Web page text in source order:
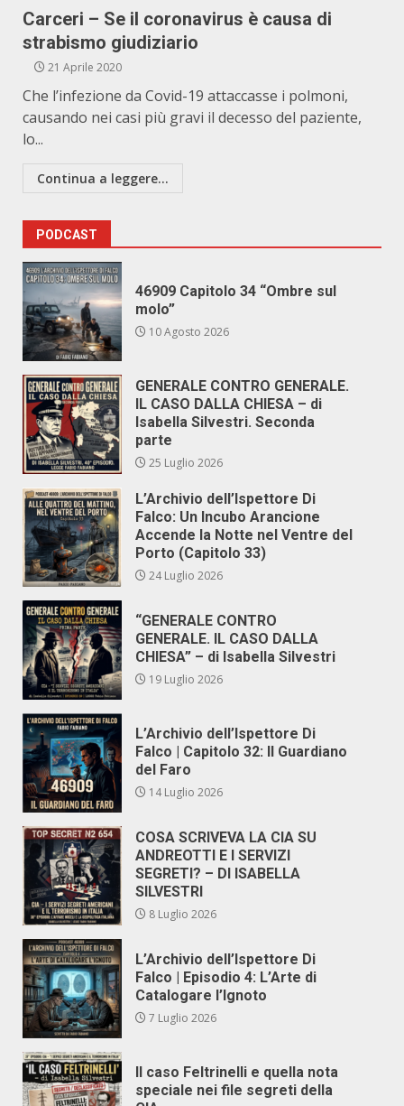
Carceri – Se il coronavirus è causa di
strabismo giudiziario
21 Aprile 2020
Che l’infezione da Covid-19 attaccasse i polmoni,
causando nei casi più gravi il decesso del paziente,
lo...
Continua a leggere...
PODCAST
46909 Capitolo 34 “Ombre sul
molo”
10 Agosto 2026
GENERALE CONTRO GENERALE.
IL CASO DALLA CHIESA – di
Isabella Silvestri. Seconda
parte
25 Luglio 2026
L’Archivio dell’Ispettore Di
Falco: Un Incubo Arancione
Accende la Notte nel Ventre del
Porto (Capitolo 33)
24 Luglio 2026
“GENERALE CONTRO
GENERALE. IL CASO DALLA
CHIESA” – di Isabella Silvestri
19 Luglio 2026
L’Archivio dell’Ispettore Di
Falco | Capitolo 32: Il Guardiano
del Faro
14 Luglio 2026
COSA SCRIVEVA LA CIA SU
ANDREOTTI E I SERVIZI
SEGRETI? – DI ISABELLA
SILVESTRI
8 Luglio 2026
L’Archivio dell’Ispettore Di
Falco | Episodio 4: L’Arte di
Catalogare l’Ignoto
7 Luglio 2026
Il caso Feltrinelli e quella nota
speciale nei file segreti della